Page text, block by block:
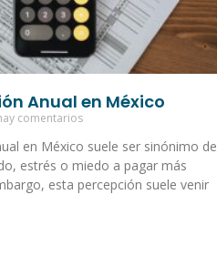
Anual en México
comentarios
en México suele ser sinónimo de
estrés o miedo a pagar más
esta percepción suele venir